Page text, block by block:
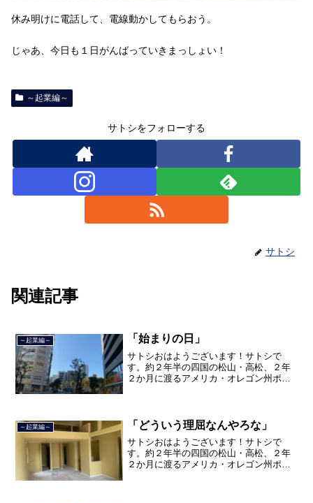
休み明けに電話して、電線動かしてもらおう。
じゃあ、今日も１日がんばっていきまっしょい！
～起業編～
サトシをフォローする
サトシ
関連記事
～起業編～ 「始まりの日」
サトシおはようございます！サトシで
す。約２年半の四国の松山・高松、２年
２か月に渡るアメリカ・オレゴン州ポー
て、２０２１年３月９日より東...
～起業編～ 「どういう理屈なんやろな」
サトシおはようございます！サトシで
す。約２年半の四国の松山・高松、２年
２か月に渡るアメリカ・オレゴン州ポー